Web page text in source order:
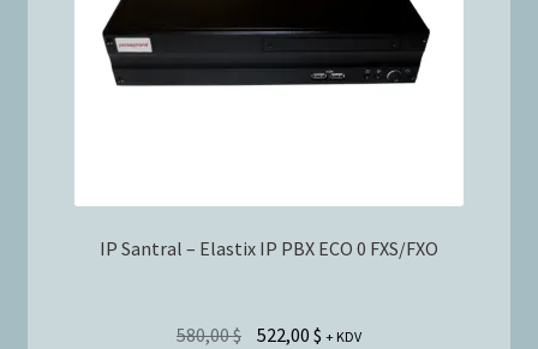
IP Santral – Elastix IP PBX ECO 0 FXS/FXO
580,00$ 522,00 $ + KDV